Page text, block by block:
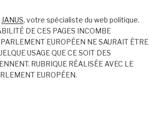
JANUS, votre spécialiste du web politique.
DE CES PAGES INCOMBE
EUROPÉEN NE SAURAIT ÊTRE
USAGE QUE CE SOIT DES
RUBRIQUE RÉALISÉE AVEC LE
EUROPÉEN.